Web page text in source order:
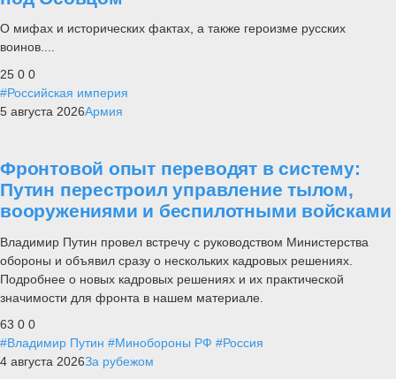
О мифах и исторических фактах, а также героизме русских
воинов....
25 0 0
#Российская империя
5 августа 2026Армия
Фронтовой опыт переводят в систему:
Путин перестроил управление тылом,
вооружениями и беспилотными войсками
Владимир Путин провел встречу с руководством Министерства
обороны и объявил сразу о нескольких кадровых решениях.
Подробнее о новых кадровых решениях и их практической
значимости для фронта в нашем материале.
63 0 0
#Владимир Путин #Минобороны РФ #Россия
4 августа 2026За рубежом